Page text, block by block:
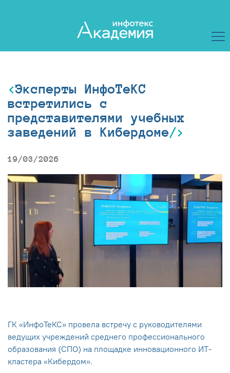
Эксперты ИнфоТеКС
встретились с
представителями учебных
заведений в Кибердоме
19/03/2026
ГК «ИнфоТеКС» провела встречу с руководителями
ведущих учреждений среднего профессионального
образования (СПО) на площадке инновационного ИТ-
кластера «Кибердом».